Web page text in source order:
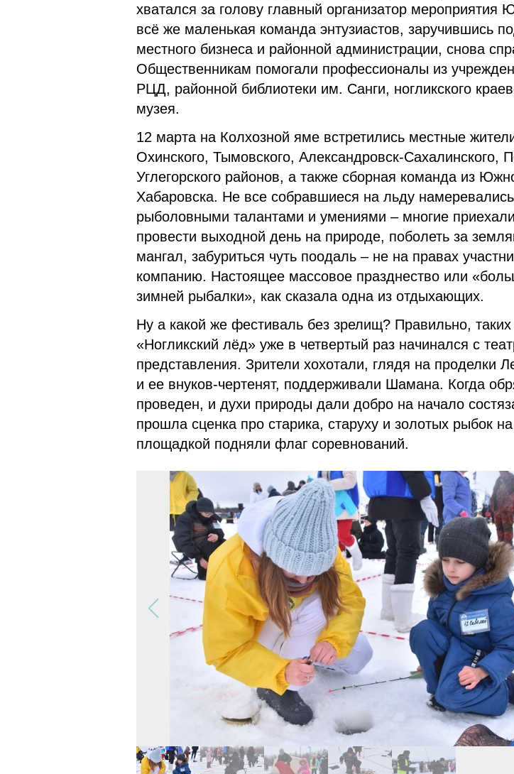
хватался за голову главный организатор мероприятия
всё же маленькая команда энтузиастов, заручившись
местного бизнеса и районной администрации, снова
Общественникам помогали профессионалы из
РЦД, районной библиотеки им. Санги, ногликского
музея.
12 марта на Колхозной яме встретились местные
Охинского, Тымовского, Александровск-Сахалинского,
Углегорского районов, а также сборная команда из
Хабаровска. Не все собравшиеся на льду
рыболовными талантами и умениями – многие
провести выходной день на природе, поболеть за
мангал, забуриться чуть поодаль – не на правах
компанию. Настоящее массовое празднество или
зимней рыбалки», как сказала одна из отдыхающих.
Ну а какой же фестиваль без зрелищ? Правильно,
«Ногликский лёд» уже в четвертый раз начинался с
представления. Зрители хохотали, глядя на проделки
и ее внуков-чертенят, поддерживали Шамана. Когда
проведен, и духи природы дали добро на начало
прошла сценка про старика, старуху и золотых рыбок
площадкой подняли флаг соревнований.